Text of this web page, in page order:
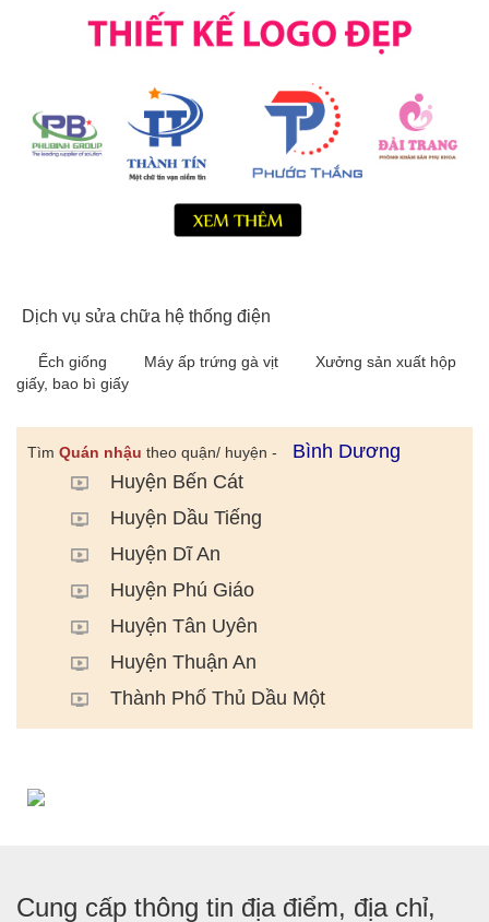
Dịch vụ sửa chữa hệ thống điện
Ếch giống Máy ấp trứng gà vịt
Xưởng sản xuất hộp
giấy, bao bì giấy
Tìm Quán nhậu theo quận/ huyện -
Bình Dương
Huyện Bến Cát
Huyện Dầu Tiếng
Huyện Dĩ An
Huyện Phú Giáo
Huyện Tân Uyên
Huyện Thuận An
Thành Phố Thủ Dầu Một
Cung cấp thông tin địa điểm, địa chỉ,